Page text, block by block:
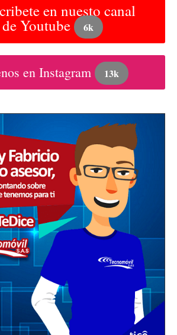
en nuesto canal
de Youtube 6k
en Instagram 13k